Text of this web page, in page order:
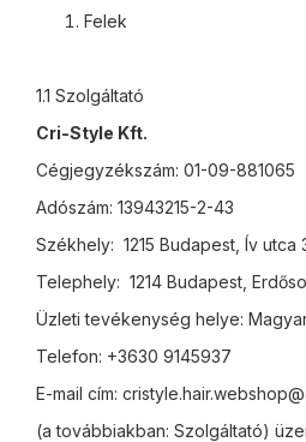
Felek
1.1 Szolgáltató
Cri-Style Kft.
Cégjegyzékszám: 01-09-881065
Adószám: 13943215-2-43
Székhely: 1215 Budapest, Ív utca
Telephely: 1214 Budapest,
Üzleti tevékenység helye:
Telefon: +3630 9145937
E-mail cím:
(a továbbiakban: Szolgáltató)